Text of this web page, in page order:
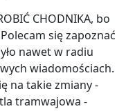
CHODNIKA, bo
się zapoznać
nawet w radiu
wiadomościach.
na takie zmiany -
tramwajowa -